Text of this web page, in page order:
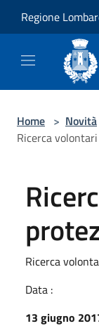
Regione
Home > Novità
Ricerca
Ricerca
Data :
13 giugno